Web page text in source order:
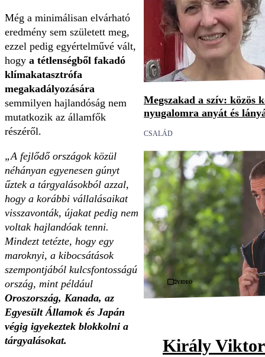
Még a minimálisan elvárható
eredmény sem született meg,
ezzel pedig egyértelművé vált,
hogy a tétlenségből fakadó
klímakatasztrófa
megakadályozására
semmilyen hajlandóság nem
mutatkozik az államfők
részéről.
„A fejlődő országok közül
néhányan egyenesen gúnyt
űztek a tárgyalásokból azzal,
hogy a korábbi vállalásaikat
visszavonták, újakat pedig nem
voltak hajlandóak tenni.
Mindezt tetézte, hogy egy
maroknyi, a kibocsátások
szempontjából kulcsfontosságú
ország, mint például
Oroszország, Kanada, az
Egyesült Államok és Japán
végig igyekeztek blokkolni a
tárgyalásokat.
Megszakad a szív: közös
nyugalomra anyát és
CSALÁD
Videó
Király Viktor